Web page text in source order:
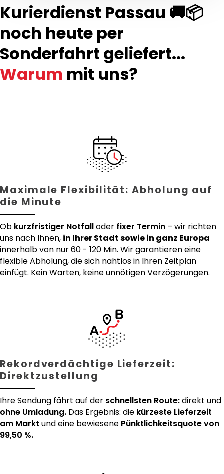
Kurierdienst Passau 🚚📦
noch heute per
Sonderfahrt geliefert...
Warum mit uns?
Maximale Flexibilität: Abholung auf
die Minute
Ob kurzfristiger Notfalloder fixer Termin – wir richten
uns nach Ihnen, in Ihrer Stadt sowie in ganz Europa
innerhalb von nur 60 - 120 Min. Wir garantieren eine
flexible Abholung, die sich nahtlos in Ihren Zeitplan
einfügt. Kein Warten, keine unnötigen Verzögerungen.
Rekordverdächtige Lieferzeit:
Direktzustellung
Ihre Sendung fährt auf der schnellsten Route:direkt und
ohne Umladung. Das Ergebnis: die kürzeste Lieferzeit
am Markt und eine bewiesene Pünktlichkeitsquote von
99,50 %.